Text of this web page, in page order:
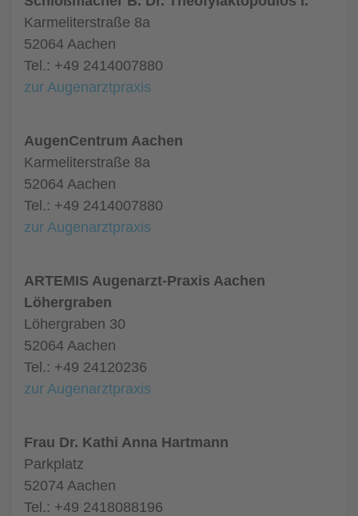
Karmeliterstraße 8a
52064 Aachen
Tel.: +49 2414007880
zur Augenarztpraxis
AugenCentrum Aachen
Karmeliterstraße 8a
52064 Aachen
Tel.: +49 2414007880
zur Augenarztpraxis
ARTEMIS Augenarzt-Praxis Aachen
Löhergraben
Löhergraben 30
52064 Aachen
Tel.: +49 24120236
zur Augenarztpraxis
Frau Dr. Kathi Anna Hartmann
Parkplatz
52074 Aachen
Tel.: +49 2418088196